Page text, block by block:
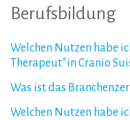
Berufsbildung
Welchen Nutzen habe
Therapeut*in Cranio
Was istdas
Welchen Nutzen habe